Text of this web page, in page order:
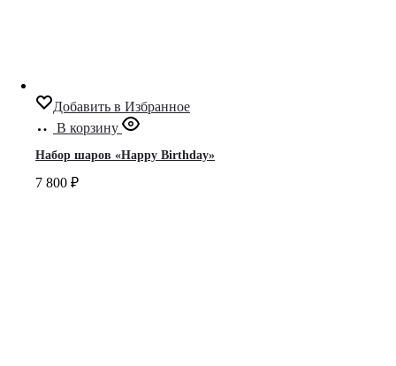
Добавить в Избранное
В корзину
Набор шаров «Happy Birthday»
7 800 ₽